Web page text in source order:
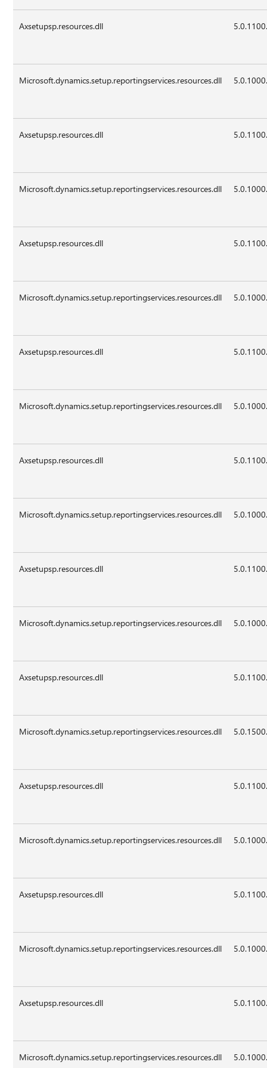
Axsetupsp.resources.dll
Microsoft.dynamics.setup.reportingservices.resources.dll
Axsetupsp.resources.dll
Microsoft.dynamics.setup.reportingservices.resources.dll
Axsetupsp.resources.dll
Microsoft.dynamics.setup.reportingservices.resources.dll
Axsetupsp.resources.dll
Microsoft.dynamics.setup.reportingservices.resources.dll
Axsetupsp.resources.dll
Microsoft.dynamics.setup.reportingservices.resources.dll
Axsetupsp.resources.dll
Microsoft.dynamics.setup.reportingservices.resources.dll
Axsetupsp.resources.dll
Microsoft.dynamics.setup.reportingservices.resources.dll
Axsetupsp.resources.dll
Microsoft.dynamics.setup.reportingservices.resources.dll
Axsetupsp.resources.dll
Microsoft.dynamics.setup.reportingservices.resources.dll
Axsetupsp.resources.dll
Microsoft.dynamics.setup.reportingservices.resources.dll